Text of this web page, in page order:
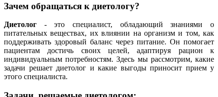
Зачем обращаться к диетологу?
Диетолог - это специалист, обладающий знаниями о
питательных веществах, их влиянии на организм и том, как
поддерживать здоровый баланс через питание. Он помогает
пациентам достичь своих целей, адаптируя рацион к
индивидуальным потребностям. Здесь мы рассмотрим, какие
задачи решает диетолог и какие выгоды приносит прием у
этого специалиста.